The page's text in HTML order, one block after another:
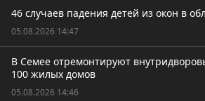
46 случаев падения детей из окон в
05.08.2026 14:47
В Семее отремонтируют
100 жилых домов
05.08.2026 14:46